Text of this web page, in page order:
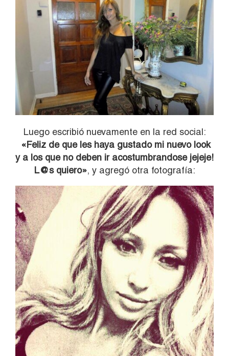
Luego escribió nuevamente en la red social:
«Feliz de que les haya gustado mi nuevo look
y a los que no deben ir acostumbrandose jejeje!
L@s quiero», y agregó otra fotografía: